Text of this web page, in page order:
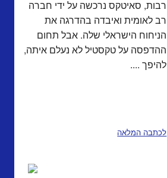
רבות, סאיטקס נרכשה על ידי חברה
רב לאומית ואיבדה בהדרגה את
הניחוח הישראלי שלה. אבל תחום
ההדפסה על טקסטיל לא נעלם איתה,
להיפך ....
לכתבה המלאה